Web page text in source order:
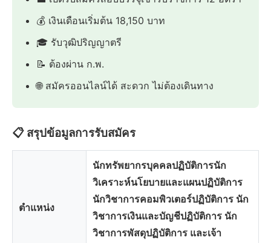
💰 เงินเดือนเริ่มต้น 18,150 บาท
🎓 รับวุฒิปริญญาตรี
📝 ต้องผ่าน ก.พ.
🌐 สมัครออนไลน์ได้ สะดวก ไม่ต้องเดินทาง
📋 สรุปข้อมูลการรับสมัคร
ตำแหน่ง
นักทรัพยากรบุคคลปฏิบัติการนัก
วิเคราะห์นโยบายและแผนปฏิบัติการ
นักวิชาการคอมพิวเตอร์ปฏิบัติการ นัก
วิชาการเงินและบัญชีปฏิบัติการ นัก
วิชาการพัสดุปฏิบัติการ และเจ้า